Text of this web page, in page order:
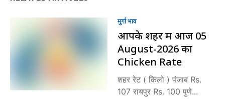
मुर्गा भाव
आपके शहर में आज 05
August-2026 का
Chicken Rate
शहर रेट ( किलो ) पंजाब Rs.
107 रायपुर Rs. 100 पुणे...